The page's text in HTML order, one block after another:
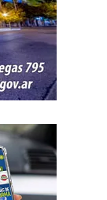
el tiempo.
conquistas
instalando un
entre lo
empleos
y subrayó
crisis sobre los
y